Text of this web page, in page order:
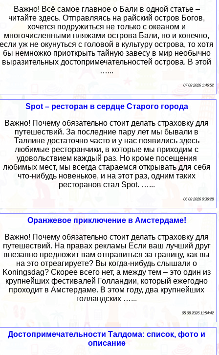
Важно! Всё самое главное о Бали в одной статье –
читайте здесь. Отправляясь на райский остров Богов,
хочется подружиться не только с океаном и
многочисленными пляжами острова Бали, но и конечно,
если уж не окунуться с головой в культуру острова, то хотя
бы немножко приоткрыть тайную завесу в мир необычно
выразительных достопримечательностей острова. В этой
…...
07 08 2026 1:46:52
Spot – ресторан в сердце Старого города
Важно! Почему обязательно стоит делать страховку для
путешествий. За последние пару лет мы бывали в
Таллине достаточно часто и у нас появились здесь
любимые ресторанчики, в которые мы приходим с
удовольствием каждый раз. Но кроме посещения
любимых мест, мы всегда стараемся открывать для себя
что-нибудь новенькое, и на этот раз, одним таких
ресторанов стал Spot. …...
06 08 2026 0:36:28
Оранжевое приключение в Амстердаме!
Важно! Почему обязательно стоит делать страховку для
путешествий. На правах рекламы Если ваш лучший друг
внезапно предложит вам отправиться за границу, как вы
на это отреагируете? Вы когда-нибудь слышали о
Koningsdag? Скорее всего нет, а между тем – это один из
крупнейших фестивалей Голландии, который ежегодно
проходит в Амстердаме. В этом году, два крупнейших
голландских …...
05 08 2026 11:54:42
Достопримечательности Талдома: список, фото и
описание